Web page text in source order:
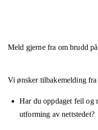
Meld gjerne fra om brudd
Vi ønsker tilbakemelding fra
Har du oppdaget feil og
utforming av nettstedet?